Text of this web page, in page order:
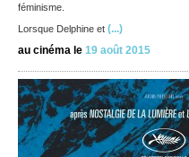
féminisme.
Lorsque Delphine et (...)
au cinéma le 19 août 2015